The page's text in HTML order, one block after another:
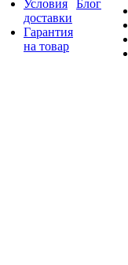
Условия
доставки
Гарантия
на товар
Блог